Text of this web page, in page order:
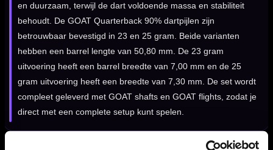
en duurzaam, terwijl de dart voldoende massa en stabiliteit
behoudt. De GOAT Quarterback 90% dartpijlen zijn
betrouwbaar bevestigd in 23 en 25 gram. Beide varianten
hebben een barrel lengte van 50,80 mm. De 23 gram
uitvoering heeft een barrel breedte van 7,00 mm en de 25
gram uitvoering heeft een breedte van 7,30 mm. De set wordt
compleet geleverd met GOAT shafts en GOAT flights, zodat je
direct met een complete setup kunt spelen.